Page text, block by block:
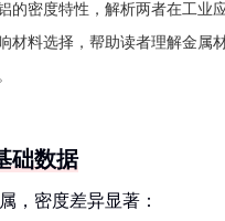
的密度特性，解析两者在工业
材料选择，帮助读者理解金属
础数据
，密度差异显著：